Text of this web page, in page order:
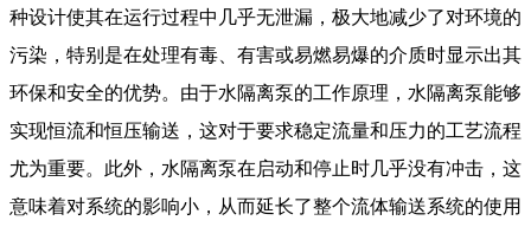
种设计使其在运行过程中几乎无泄漏，极大地减少了对环境的
污染，特别是在处理有毒、有害或易燃易爆的介质时显示出其
环保和安全的优势。由于水隔离泵的工作原理，水隔离泵能够
实现恒流和恒压输送，这对于要求稳定流量和压力的工艺流程
尤为重要。此外，水隔离泵在启动和停止时几乎没有冲击，这
意味着对系统的影响小，从而延长了整个流体输送系统的使用